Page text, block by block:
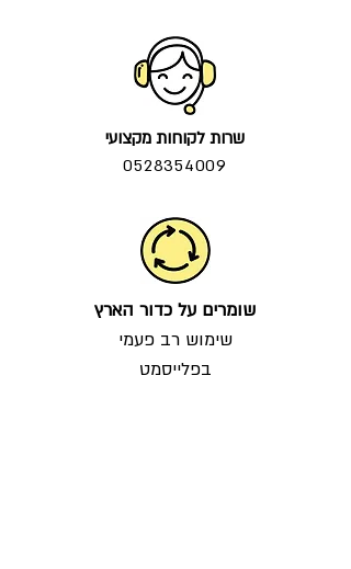
שרות לקוחות מקצועי
0528354009
שומרים על כדור הארץ
שימוש רב פעמי
בפלייסמט